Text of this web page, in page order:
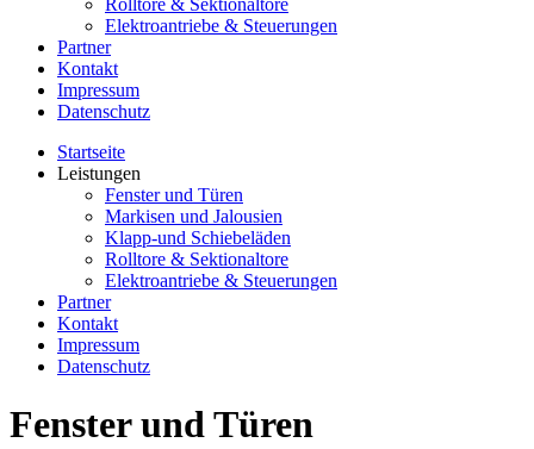
Elektroantriebe & Steuerungen
Partner
Kontakt
Impressum
Datenschutz
Startseite
Leistungen
Fenster und Türen
Markisen und Jalousien
Klapp-und Schiebeläden
Rolltore & Sektionaltore
Elektroantriebe & Steuerungen
Partner
Kontakt
Impressum
Datenschutz
Fenster und Türen